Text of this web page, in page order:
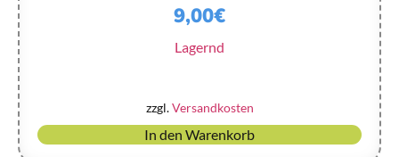
9,00€
Lagernd
zzgl.Versandkosten
In den Warenkorb